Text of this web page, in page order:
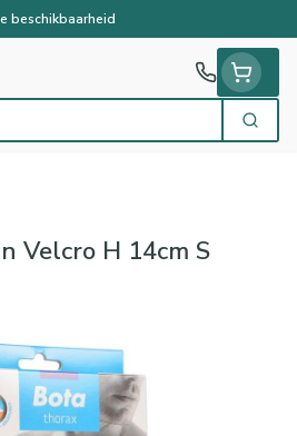
beschikbaarheid
Zoek
Velcro H 14cm S